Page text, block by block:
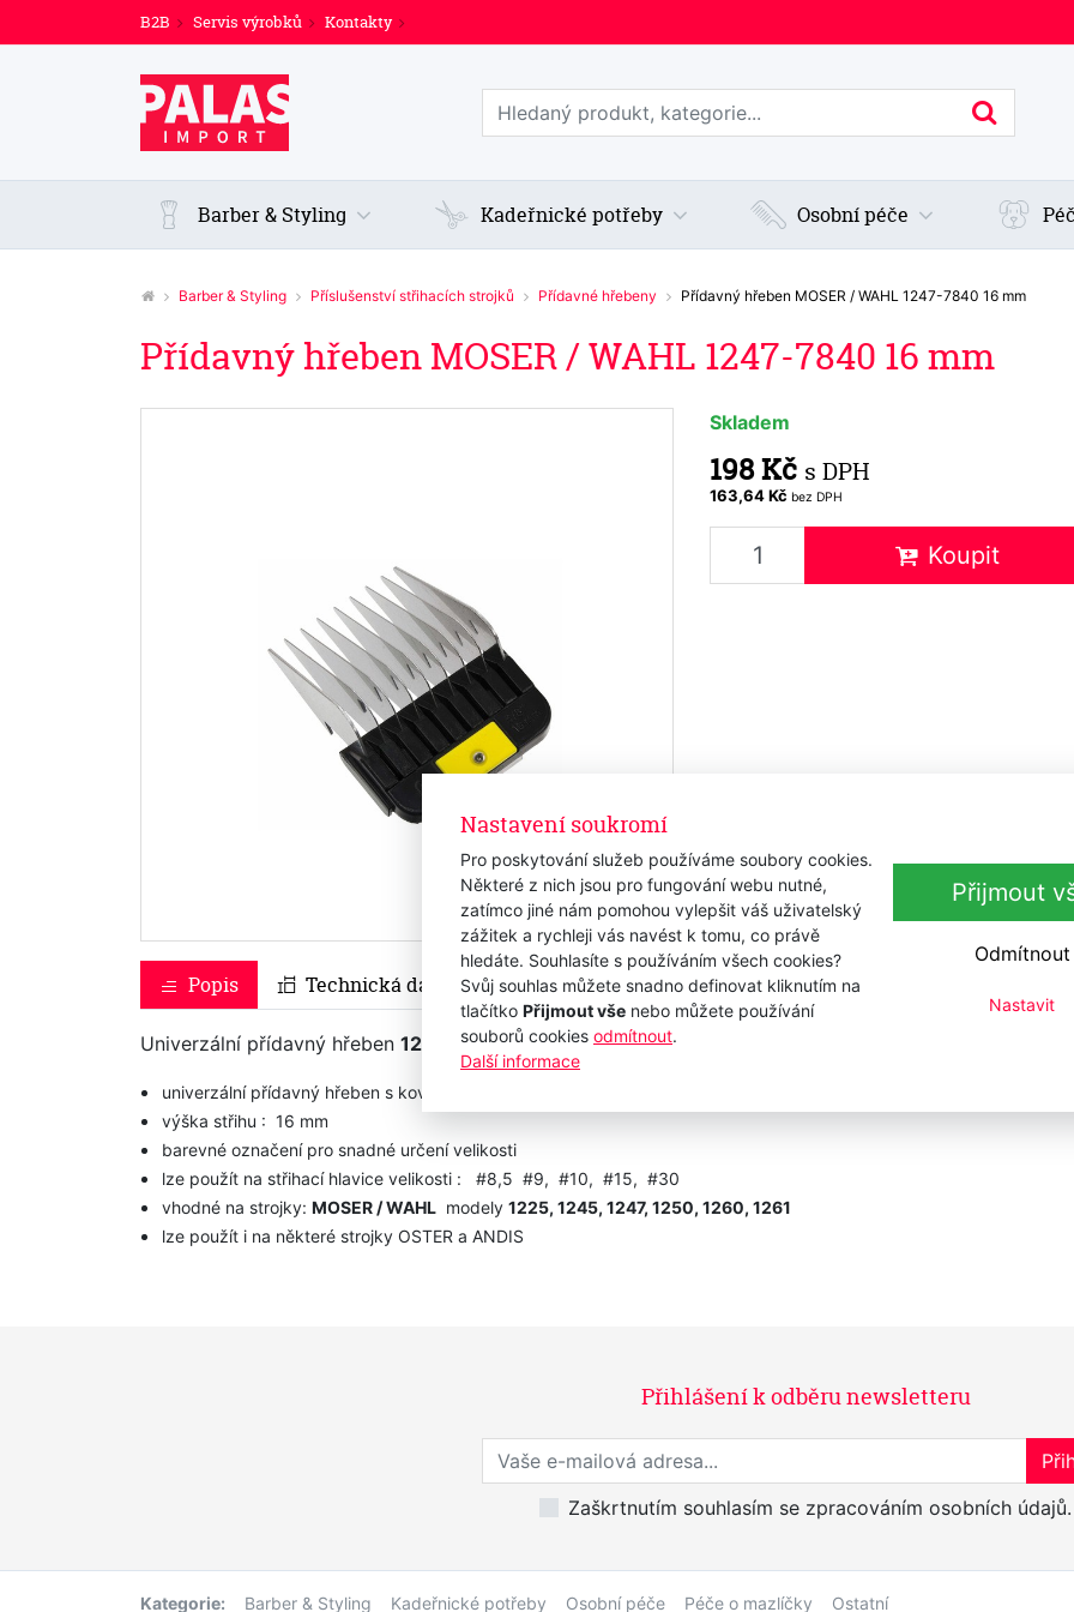
Nastavení soukromí
Pro poskytování služeb používáme soubory cookies.
Některé z nich jsou pro fungování webu nutné,
zatímco jiné nám pomohou vylepšit váš uživatelský
zážitek a rychleji vás navést k tomu, co právě
hledáte. Souhlasíte s používáním všech cookies?
Svůj souhlas můžete snadno definovat kliknutím na
tlačítko Přijmout vše nebo můžete používání
souborů cookies odmítnout.
Další informace
Přijmout
Odmítnout
Nastavit
B2B Servis výrobků Kontakty
Prohledat web
Barber & Styling Kadeřnické potřeby Osobní péče
Barber & Styling Příslušenství střihacích strojků Přídavné hřebeny Přídavný hřeben MOSER / WAHL 1247-7840 16 mm
Přídavný hřeben MOSER / WAHL 1247-7840 16 mm
Skladem
198 Kč s DPH
163,64 Kč bez DPH
Koupit
Popis Technická data
Univerzální přídavný hřeben 1245-7840- 16 mm
univerzální přídavný hřeben s kovovými zuby a s pružinou na uchycení na střihací hlavici
výška střihu : 16 mm
barevné označení pro snadné určení velikosti
lze použít na střihací hlavice velikosti : #8,5 #9, #10, #15, #30
vhodné na strojky: MOSER / WAHL modely 1225, 1245, 1247, 1250, 1260, 1261
lze použít i na některé strojky OSTER a ANDIS
Přihlášení k odběru newsletteru
Přihlaste se k odběru novinek
Zaškrtnutím souhlasím se zpracováním osobních údajů.
Kategorie: Barber & Styling Kadeřnické potřeby Osobní péče Péče o mazlíčky Ostatní